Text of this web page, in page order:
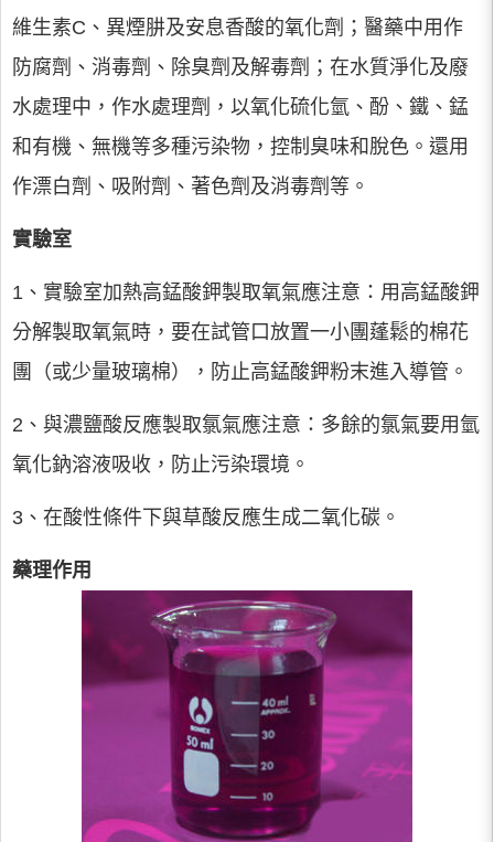
維生素C、異煙肼及安息香酸的氧化劑；醫藥中用作
防腐劑、消毒劑、除臭劑及解毒劑；在水質淨化及廢
水處理中，作水處理劑，以氧化硫化氫、酚、鐵、錳
和有機、無機等多種污染物，控制臭味和脫色。還用
作漂白劑、吸附劑、著色劑及消毒劑等。
實驗室
1、實驗室加熱高錳酸鉀製取氧氣應注意：用高錳酸鉀
分解製取氧氣時，要在試管口放置一小團蓬鬆的棉花
團（或少量玻璃棉），防止高錳酸鉀粉末進入導管。
2、與濃鹽酸反應製取氯氣應注意：多餘的氯氣要用氫
氧化鈉溶液吸收，防止污染環境。
3、在酸性條件下與草酸反應生成二氧化碳。
藥理作用